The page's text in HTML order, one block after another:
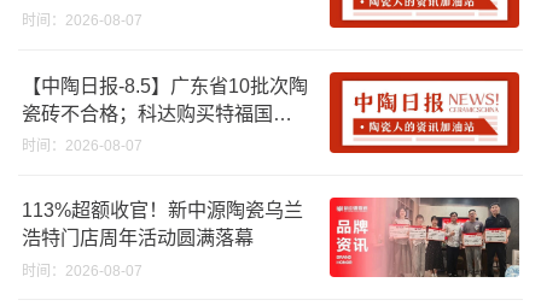
资期限；工信部开展建陶行业能
时间：2026-08-07
【中陶日报-8.5】广东省10批次陶
瓷砖不合格；科达购买特福国际
股份申请未通过；蒙娜丽莎5千万
破18亿元
时间：2026-08-07
113%超额收官！新中源陶瓷乌兰
浩特门店周年活动圆满落幕
时间：2026-08-07